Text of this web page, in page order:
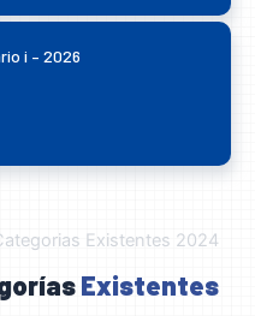
i – 2026
Existentes 2024
Existentes